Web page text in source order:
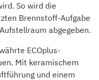
So wird die
Brennstoff-Aufgabe
abgegeben.
ECOplus-
Mit keramischem
und einem